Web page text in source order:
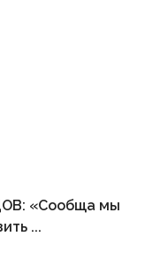
«Сообща мы
...